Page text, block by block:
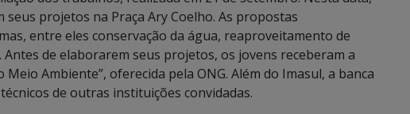
projetos na Praça Ary Coelho. As propostas
entre eles conservação da água, reaproveitamento de
de elaborarem seus projetos, os jovens receberam a
Ambiente”, oferecida pela ONG. Além do Imasul, a banca
de outras instituições convidadas.